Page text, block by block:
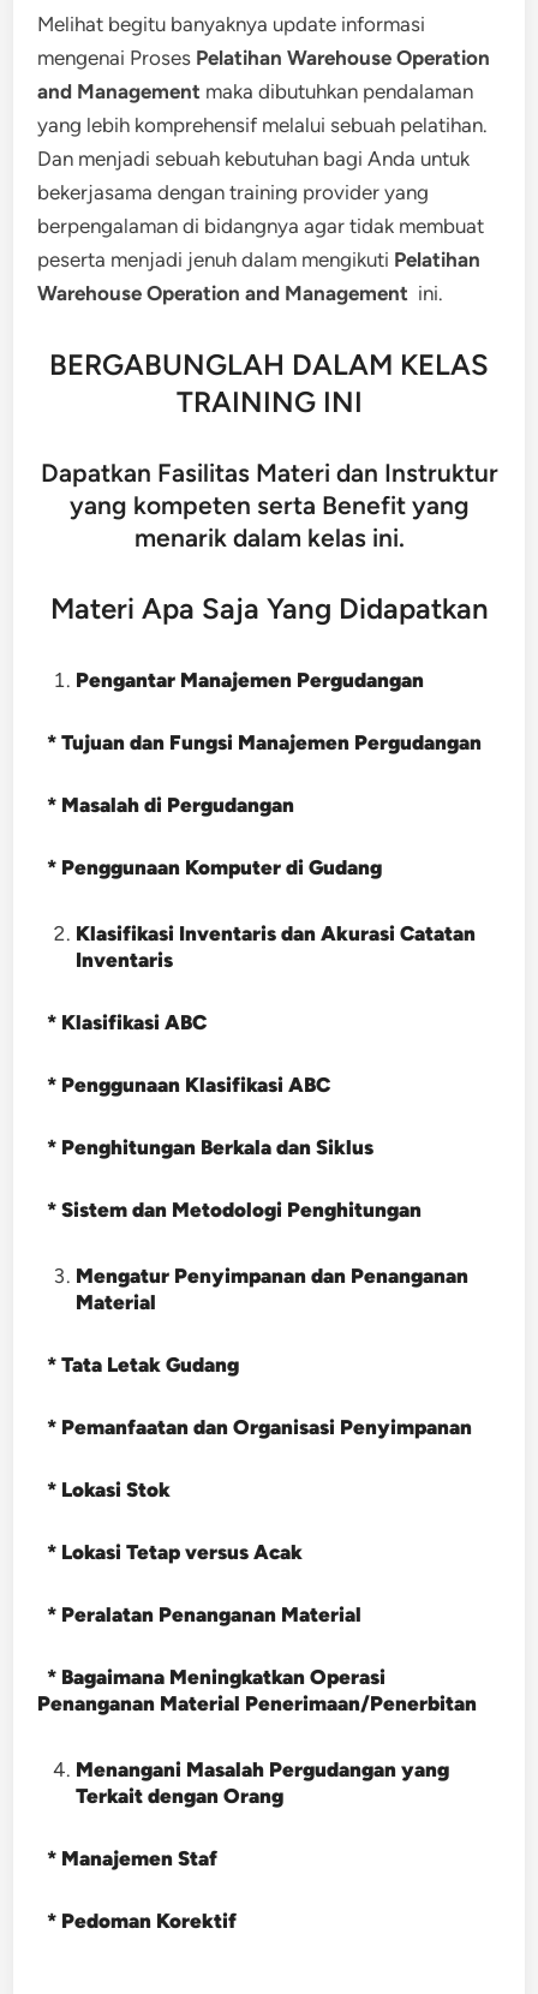
Melihat begitu banyaknya update informasi
mengenai Proses Pelatihan Warehouse Operation
and Management maka dibutuhkan pendalaman
yang lebih komprehensif melalui sebuah pelatihan.
Dan menjadi sebuah kebutuhan bagi Anda untuk
bekerjasama dengan training provider yang
berpengalaman di bidangnya agar tidak membuat
peserta menjadi jenuh dalam mengikuti Pelatihan
Warehouse Operation and Management ini.
BERGABUNGLAH DALAM KELAS
TRAINING INI
Dapatkan Fasilitas Materi dan Instruktur
yang kompeten serta Benefit yang
menarik dalam kelas ini.
Materi Apa Saja Yang Didapatkan
Pengantar Manajemen Pergudangan
* Tujuan dan Fungsi Manajemen Pergudangan
* Masalah di Pergudangan
* Penggunaan Komputer di Gudang
Klasifikasi Inventaris dan Akurasi Catatan
Inventaris
* Klasifikasi ABC
* Penggunaan Klasifikasi ABC
* Penghitungan Berkala dan Siklus
* Sistem dan Metodologi Penghitungan
Mengatur Penyimpanan dan Penanganan
Material
* Tata Letak Gudang
* Pemanfaatan dan Organisasi Penyimpanan
* Lokasi Stok
* Lokasi Tetap versus Acak
* Peralatan Penanganan Material
* Bagaimana Meningkatkan Operasi
Penanganan Material Penerimaan/Penerbitan
Menangani Masalah Pergudangan yang
Terkait dengan Orang
* Manajemen Staf
* Pedoman Korektif